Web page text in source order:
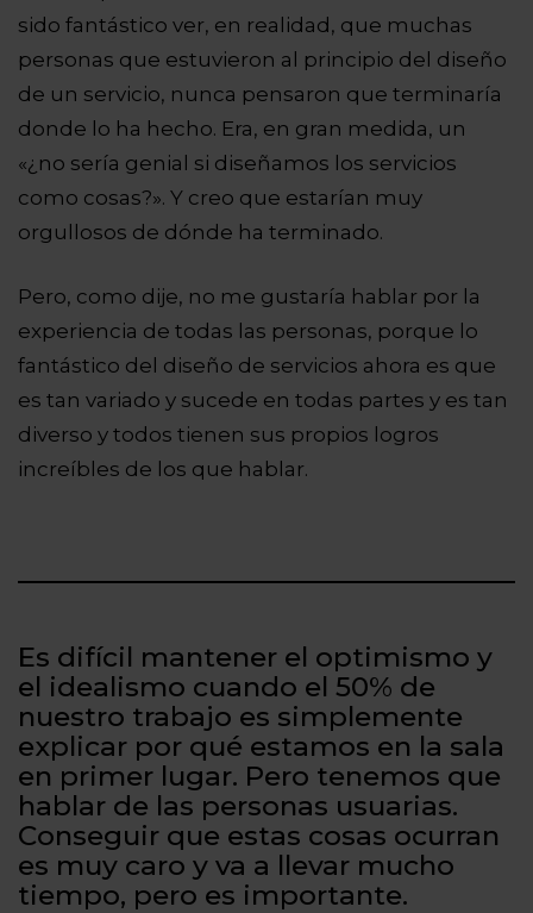
sido fantástico ver, en realidad, que muchas
personas que estuvieron al principio del diseño
de un servicio, nunca pensaron que terminaría
donde lo ha hecho. Era, en gran medida, un
«¿no sería genial si diseñamos los servicios
como cosas?». Y creo que estarían muy
orgullosos de dónde ha terminado.
Pero, como dije, no me gustaría hablar por la
experiencia de todas las personas, porque lo
fantástico del diseño de servicios ahora es que
es tan variado y sucede en todas partes y es tan
diverso y todos tienen sus propios logros
increíbles de los que hablar.
Es difícil mantener el optimismo y
el idealismo cuando el 50% de
nuestro trabajo es simplemente
explicar por qué estamos en la sala
en primer lugar. Pero tenemos que
hablar de las personas usuarias.
Conseguir que estas cosas ocurran
es muy caro y va a llevar mucho
tiempo, pero es importante.